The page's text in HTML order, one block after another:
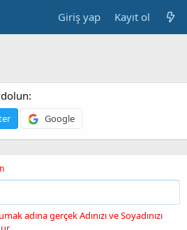
Giriş yap Kayıt ol
Google
adına gerçek Adınızı ve Soyadınızı